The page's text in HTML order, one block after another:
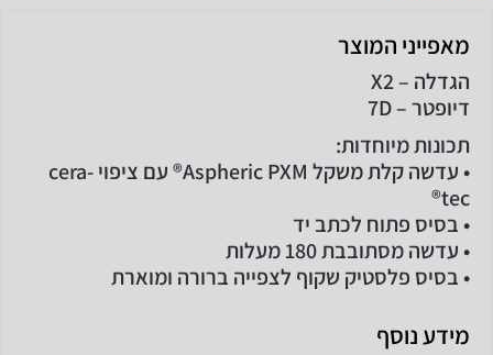
מאפייני המוצר
הגדלה – X2
דיופטר – 7D
תכונות מיוחדות:
• עדשה קלת משקל Aspheric PXM® עם ציפוי cera-
tec®
• בסיס פתוח לכתב יד
• עדשה מסתובבת 180 מעלות
• בסיס פלסטיק שקוף לצפייה ברורה ומוארת
מידע נוסף